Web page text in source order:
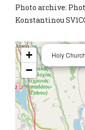
Photo archive:
Konstantinou
Holy
+
−